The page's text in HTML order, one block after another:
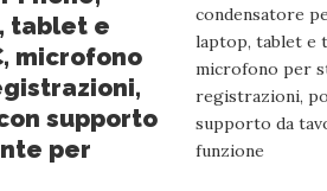
Streaming KAPSULE:
professionale con 2
tablet e
microfono
supporto
per